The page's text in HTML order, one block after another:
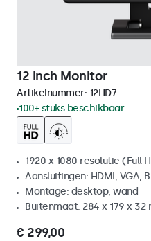
12 Inch Monitor
Artikelnummer: 12HD7
100+ stuks beschikbaar
1920 x 1080 resolutie (Full
Aansluitingen: HDMI, VGA,
Montage: desktop, wand
Buitenmaat: 284 x 179 x 32
€ 299,00